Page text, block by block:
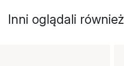
Inni oglądali również